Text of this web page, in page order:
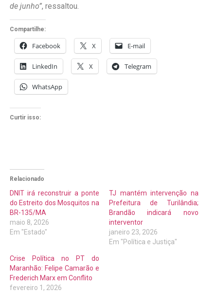
de junho”, ressaltou.
Compartilhe:
Facebook X E-mail
LinkedIn X Telegram
WhatsApp
Curtir isso:
Relacionado
DNIT irá reconstruir a ponte
do Estreito dos Mosquitos na
BR-135/MA
maio 8, 2026
Em "Estado"
TJ mantém intervenção na
Prefeitura de Turilândia;
Brandão indicará novo
interventor
janeiro 23, 2026
Em "Política e Justiça"
Crise Política no PT do
Maranhão: Felipe Camarão e
Frederich Marx em Conflito
fevereiro 1, 2026